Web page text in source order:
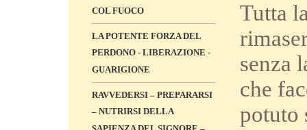
COL FUOCO
LA POTENTE FORZA DEL
PERDONO - LIBERAZIONE -
GUARIGIONE
RAVVEDERSI – PREPARARSI
– NUTRIRSI DELLA
Tutta
senza
che
potuto